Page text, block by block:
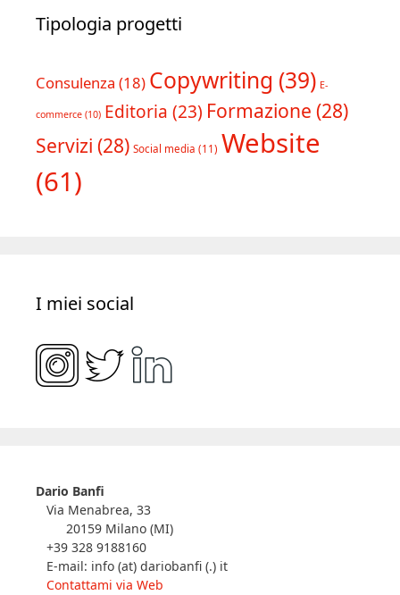
Tipologia progetti
Consulenza (18) Copywriting (39) E-
commerce (10) Editoria (23) Formazione (28)
Servizi (28) Social media (11) Website
(61)
I miei social
Dario Banfi
Via Menabrea, 33
20159 Milano (MI)
+39 328 9188160
E-mail: info (at) dariobanfi (.) it
Contattami via Web